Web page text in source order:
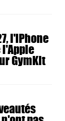
l'iPhone
GymKit